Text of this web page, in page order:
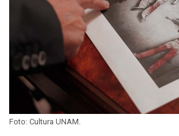
Foto: Cultura UNAM.